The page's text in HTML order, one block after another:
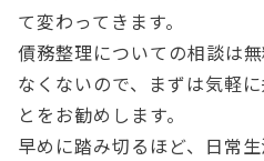
て変わってきます。
債務整理についての相談は
なくないので、まずは気軽
とをお勧めします。
早めに踏み切るほど、日常